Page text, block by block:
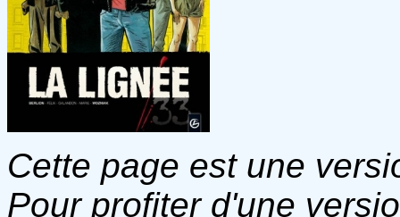
Cette page est une
Pour profiter d'une